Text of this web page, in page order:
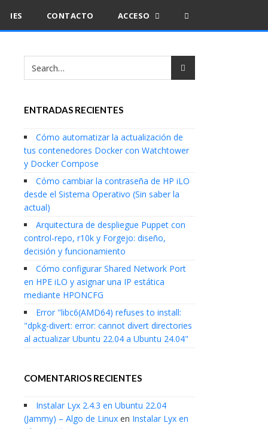
IES CONTACTO ACCESO
ENTRADAS RECIENTES
Cómo automatizar la actualización de
tus contenedores Docker con Watchtower
y Docker Compose
Cómo cambiar la contraseña de HP iLO
desde el Sistema Operativo (Sin saber la
actual)
Arquitectura de despliegue Puppet con
control-repo, r10k y Forgejo: diseño,
decisión y funcionamiento
Cómo configurar Shared Network Port
en HPE iLO y asignar una IP estática
mediante HPONCFG
Error "libc6(AMD64) refuses to install:
"dpkg-divert: error: cannot divert directories
al actualizar Ubuntu 22.04 a Ubuntu 24.04"
COMENTARIOS RECIENTES
Instalar Lyx 2.4.3 en Ubuntu 22.04
(Jammy) – Algo de Linux en Instalar Lyx en